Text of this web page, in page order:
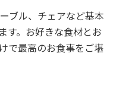
ブル、チェアなど基本
す。お好きな食材とお
で最高のお食事をご堪